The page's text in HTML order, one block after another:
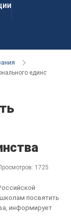
единства
1725
посвятить
информирует